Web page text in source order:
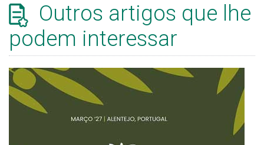
Outros artigos que lhe
podem interessar